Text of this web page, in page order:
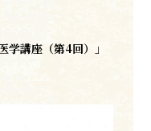
学講座（第4回）」